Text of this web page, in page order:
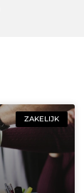
ZAKELIJK